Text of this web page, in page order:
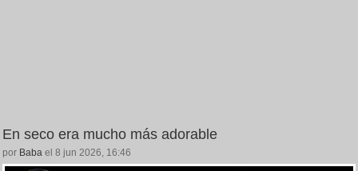
En seco era mucho más adorable
por Baba el 8 jun 2026, 16:46